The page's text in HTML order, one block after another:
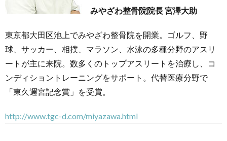
みやざわ整骨院院長 宮澤大助
東京都大田区池上でみやざわ整骨院を開業。ゴルフ、野
球、サッカー、相撲、マラソン、水泳の多種分野のアスリ
ートが主に来院。数多くのトップアスリートを治療し、コ
ンディショントレーニングをサポート。代替医療分野で
「東久邇宮記念賞」を受賞。
http://www.tgc-d.com/miyazawa.html